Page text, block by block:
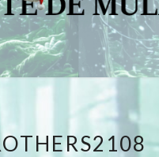
LA
TÊTE
DE
MULE
Compagnie De
Théâtre
Professionnelle
Dijonnaise